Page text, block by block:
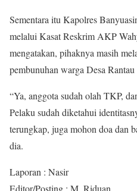
Sementara itu Kapolres
melalui Kasat Reskrim AKP
mengatakan, pihaknya masih
pembunuhan warga Desa
“Ya, anggota sudah olah TKP,
Pelaku sudah diketahui
terungkap, juga mohon doa dan
dia.
Laporan : Nasir
Editor/Posting : M. Riduan